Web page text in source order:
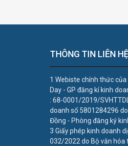
THÔNG TIN LIÊN HỆ
1 Webiste chính thức của
Day - GP đăng kí kinh
: 68-0001/2019/
doanh số 5801284296
Đồng - Phòng đăng ký
3 Giấy phép kinh doanh
032/2022 do Bộ văn hóa